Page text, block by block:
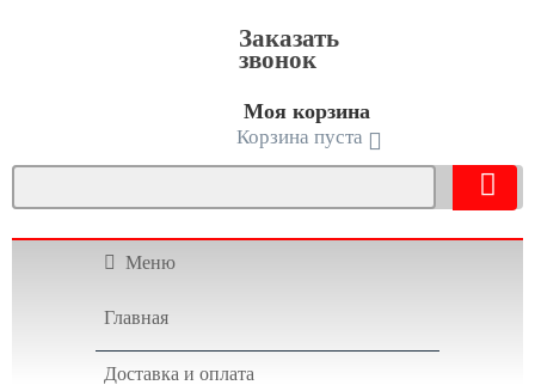
Заказать
звонок
Моя корзина
Корзина пуста
Меню
Главная
Доставка и оплата